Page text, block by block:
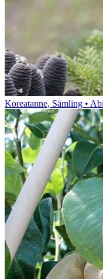
Koreatanne, Sämling •